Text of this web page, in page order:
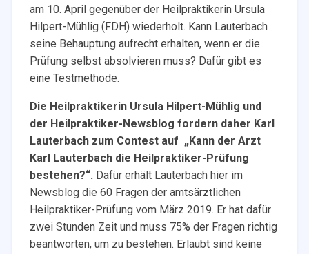
am 10. April gegenüber der Heilpraktikerin Ursula
Hilpert-Mühlig (FDH) wiederholt. Kann Lauterbach
seine Behauptung aufrecht erhalten, wenn er die
Prüfung selbst absolvieren muss? Dafür gibt es
eine Testmethode.
Die Heilpraktikerin Ursula Hilpert-Mühlig und
der Heilpraktiker-Newsblog fordern daher Karl
Lauterbach zum Contest auf „Kann der Arzt
Karl Lauterbach die Heilpraktiker-Prüfung
bestehen?“. Dafür erhält Lauterbach hier im
Newsblog die 60 Fragen der amtsärztlichen
Heilpraktiker-Prüfung vom März 2019. Er hat dafür
zwei Stunden Zeit und muss 75% der Fragen richtig
beantworten, um zu bestehen. Erlaubt sind keine